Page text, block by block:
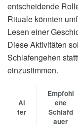
entscheidende
Rituale könnten
Lesen einer
Diese Aktivitäten
Schlafengehen
einzustimmen.
Al
ter
Empfohl
ene
Schlafd
auer